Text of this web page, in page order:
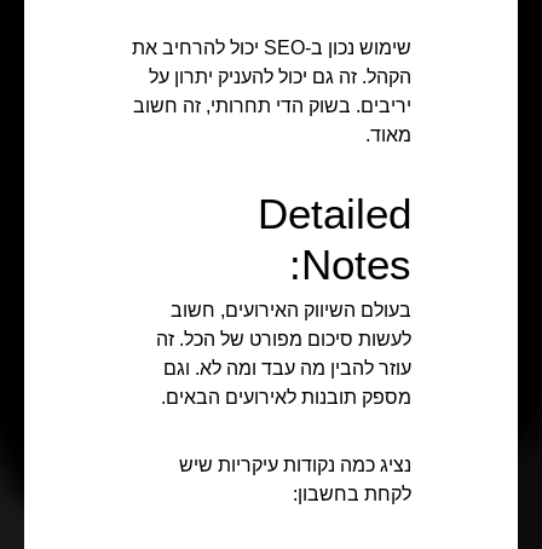
שימוש נכון ב-SEO יכול להרחיב את
הקהל. זה גם יכול להעניק יתרון על
יריבים. בשוק הדי תחרותי, זה חשוב
מאוד.
Detailed
Notes:
בעולם השיווק האירועים, חשוב
לעשות סיכום מפורט של הכל. זה
עוזר להבין מה עבד ומה לא. וגם
מספק תובנות לאירועים הבאים.
נציג כמה נקודות עיקריות שיש
לקחת בחשבון: